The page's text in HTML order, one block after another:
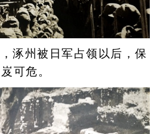
州被日军占领以后，保
可危。